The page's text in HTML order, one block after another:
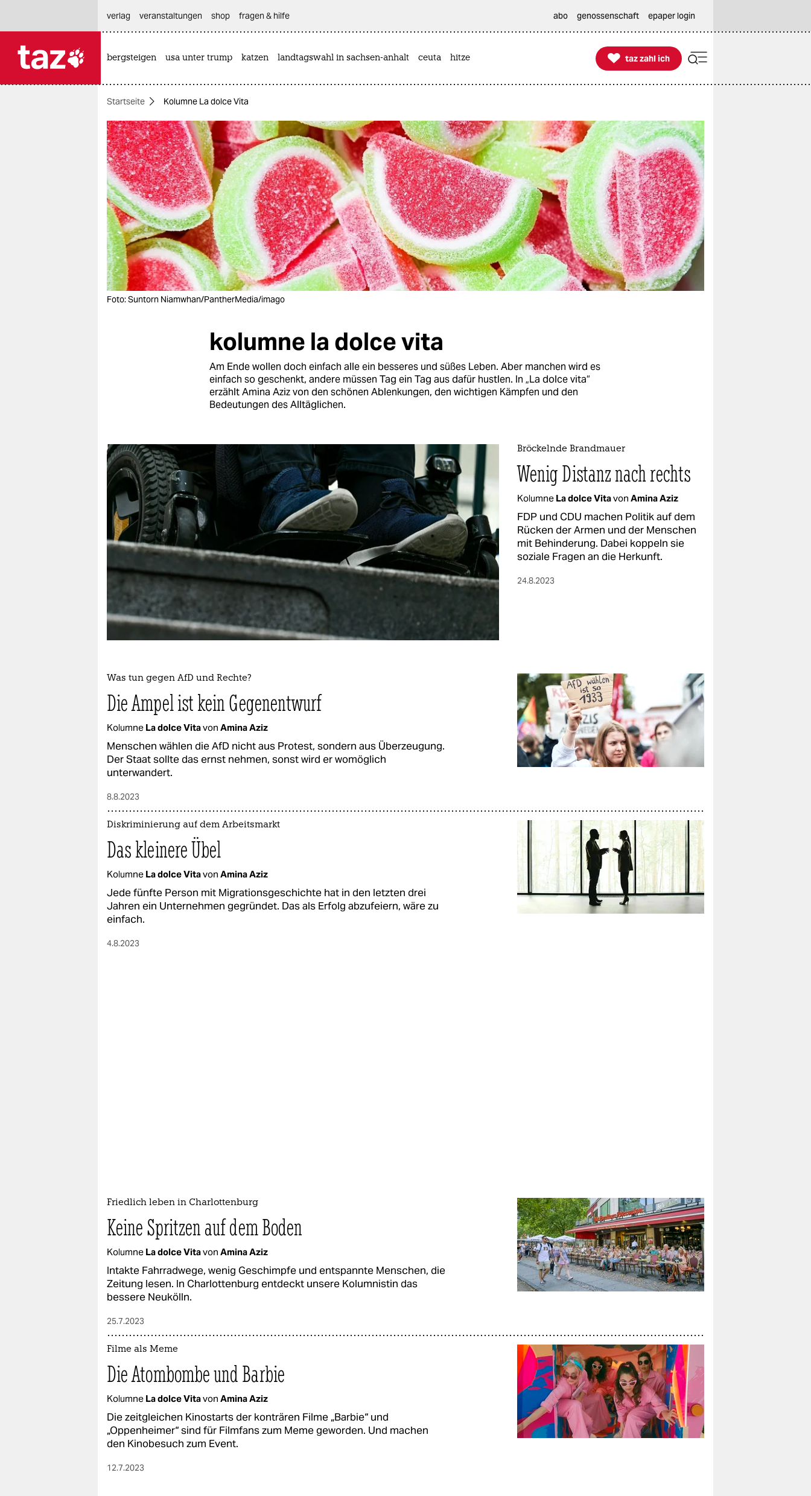
themen
politik
öko
gesellschaft
kultur
sport
berlin
nord
fragen & hilfe
unterstützen
abo
genossenschaft
epaper login
verlag
veranstaltungen shop fragen & hilfe abo genossenschaft epaper login
bergsteigen usa unter trump katzen landtagswahl in sachsen-anhalt ceuta hitze 
taz zahl ich
taz zahl ich
Startseite Kolumne La dolce Vita
Foto: Suntorn Niamwhan/PantherMedia/imago
kolumne la dolce vita
Am Ende wollen doch einfach alle ein besseres und süßes Leben. Aber manchen wird es
einfach so geschenkt, andere müssen Tag ein Tag aus dafür hustlen. In „La dolce vita“
erzählt Amina Aziz von den schönen Ablenkungen, den wichtigen Kämpfen und den
Bedeutungen des Alltäglichen.
Bröckelnde Brandmauer
Wenig Distanz nach rechts
Kolumne La dolce Vitavon Amina Aziz
FDP und CDU machen Politik auf dem
Rücken der Armen und der Menschen
mit Behinderung. Dabei koppeln sie
soziale Fragen an die Herkunft.
24.8.2023
Was tun gegen AfD und Rechte?
Die Ampel ist kein Gegenentwurf
Kolumne La dolce Vitavon Amina Aziz
Menschen wählen die AfD nicht aus Protest, sondern aus Überzeugung.
Der Staat sollte das ernst nehmen, sonst wird er womöglich
unterwandert.
8.8.2023
Diskriminierung auf dem Arbeitsmarkt
Das kleinere Übel
Kolumne La dolce Vitavon Amina Aziz
Jede fünfte Person mit Migrationsgeschichte hat in den letzten drei
Jahren ein Unternehmen gegründet. Das als Erfolg abzufeiern, wäre zu
einfach.
4.8.2023
Friedlich leben in Charlottenburg
Keine Spritzen auf dem Boden
Kolumne La dolce Vitavon Amina Aziz
Intakte Fahrradwege, wenig Geschimpfe und entspannte Menschen, die
Zeitung lesen. In Charlottenburg entdeckt unsere Kolumnistin das
bessere Neukölln.
25.7.2023
Filme als Meme
Die Atombombe und Barbie
Kolumne La dolce Vitavon Amina Aziz
Die zeitgleichen Kinostarts der konträren Filme „Barbie“ und
„Oppenheimer“ sind für Filmfans zum Meme geworden. Und machen
den Kinobesuch zum Event.
12.7.2023